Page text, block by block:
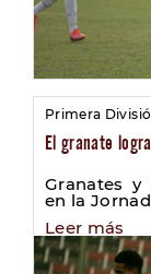
Primera
El granate
Granates
en la
Leer más